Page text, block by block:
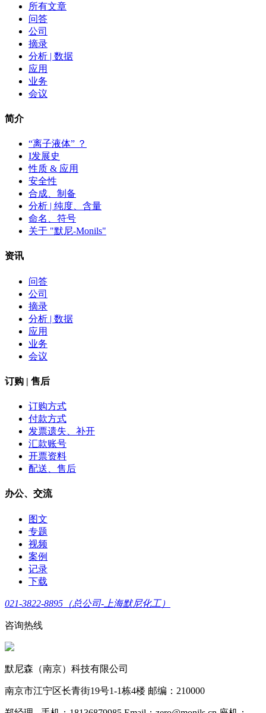
所有文章
问答
公司
摘录
分析 | 数据
应用
业务
会议
简介
“离子液体” ？
I发展史
性质 & 应用
安全性
合成、制备
分析 | 纯度、含量
命名、符号
关于 "默尼-Monils"
资讯
问答
公司
摘录
分析 | 数据
应用
业务
会议
订购 | 售后
订购方式
付款方式
发票遗失、补开
汇款账号
开票资料
配送、售后
办公、交流
图文
专题
视频
案例
记录
下载
021-3822-8895（总公司-上海默尼化工）
咨询热线
默尼森（南京）科技有限公司
南京市江宁区长青街19号1-1栋4楼 邮编：210000